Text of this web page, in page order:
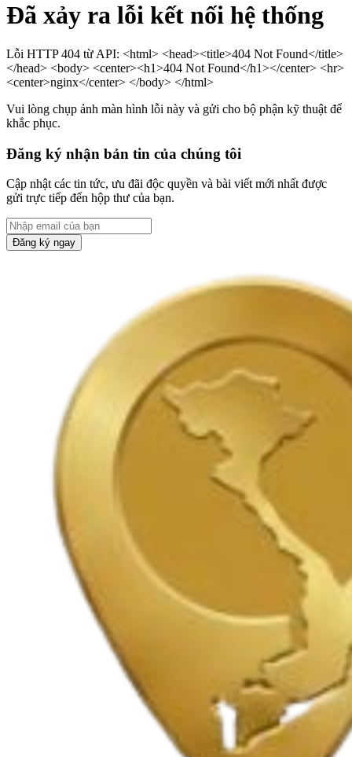
Đã xảy ra lỗi kết nối hệ thống
Lỗi HTTP 404 từ API: <html> <head><title>404 Not Found</title>
</head> <body> <center><h1>404 Not Found</h1></center> <hr>
<center>nginx</center> </body> </html>
Vui lòng chụp ảnh màn hình lỗi này và gửi cho bộ phận kỹ thuật để
khắc phục.
Đăng ký nhận bản tin của chúng tôi
Cập nhật các tin tức, ưu đãi độc quyền và bài viết mới nhất được
gửi trực tiếp đến hộp thư của bạn.
Đăng ký ngay